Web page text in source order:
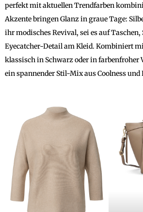
perfekt mit aktuellen Trendfarben
Akzente bringen Glanz in graue Tage:
ihr modisches Revival, sei es auf Taschen,
Eyecatcher-Detail am Kleid. Kombiniert
klassisch in Schwarz oder in farbenfroher
ein spannender Stil-Mix aus Coolness und